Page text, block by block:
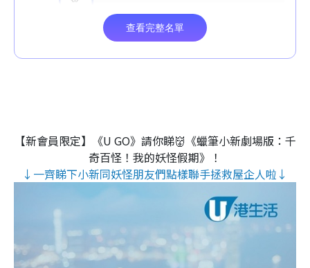
【新會員限定】《U GO》請你睇👹《蠟筆小新劇場版：千
奇百怪！我的妖怪假期》！
↓一齊睇下小新同妖怪朋友們點樣聯手拯救屋企人啦↓